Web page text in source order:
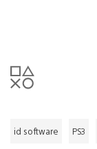
id software PS3